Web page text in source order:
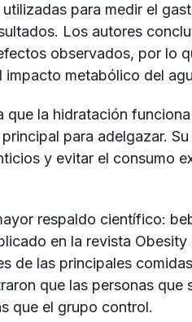
para medir el
Los autores
observados, por lo
metabólico del
la hidratación
para adelgazar.
y evitar el consumo
respaldo científico:
en la revista
de las principales
que las personas que
que el grupo control.